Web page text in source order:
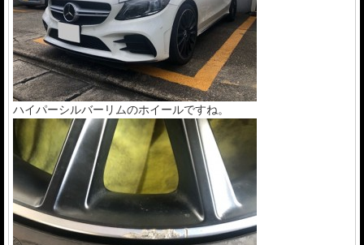
ハイパーシルバーリムのホイールですね。